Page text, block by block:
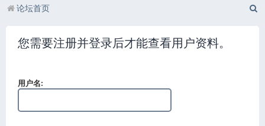
论坛首页
您需要注册并登录后才能查看用户资料。
用户名: